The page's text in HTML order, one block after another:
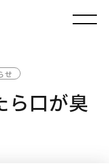
せ
ら口が臭